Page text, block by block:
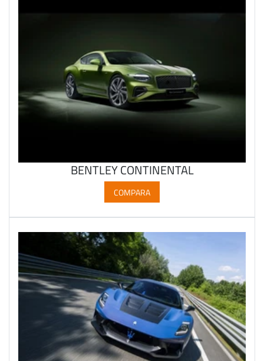
BENTLEY CONTINENTAL
COMPARA